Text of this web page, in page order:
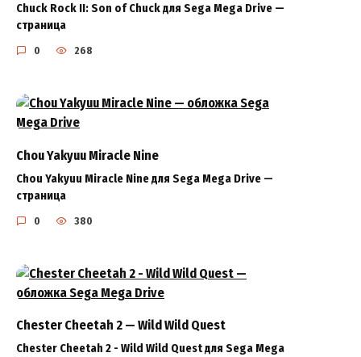
Chuck Rock II: Son of Chuck для Sega Mega Drive —
страница
0 268
Chou Yakyuu Miracle Nine
Chou Yakyuu Miracle Nine для Sega Mega Drive —
страница
0 380
Chester Cheetah 2 — Wild Wild Quest
Chester Cheetah 2 - Wild Wild Quest для Sega Mega